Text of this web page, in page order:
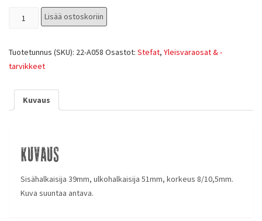
Lisää ostoskoriin
Tuotetunnus (SKU): 22-A058 Osastot: Stefat, Yleisvaraosat & -
tarvikkeet
Kuvaus
Kuvaus
Sisähalkaisija 39mm, ulkohalkaisija 51mm, korkeus 8/10,5mm.
Kuva suuntaa antava.